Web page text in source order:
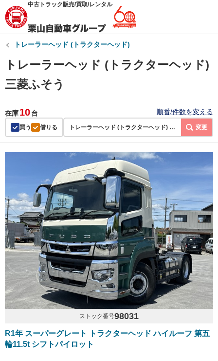
中古トラック販売/買取/レンタル
トレーラーヘッド (トラクターヘッド)
トレーラーヘッド (トラクターヘッド)
三菱ふそう
在庫10台 順番/件数を変える
買う 借りる トレーラーヘッド (トラクターヘッド) | 三菱ふそう 変更
ストック番号98031
R1年 スーパーグレート トラクターヘッド ハイルーフ 第五
輪11.5t シフトパイロット